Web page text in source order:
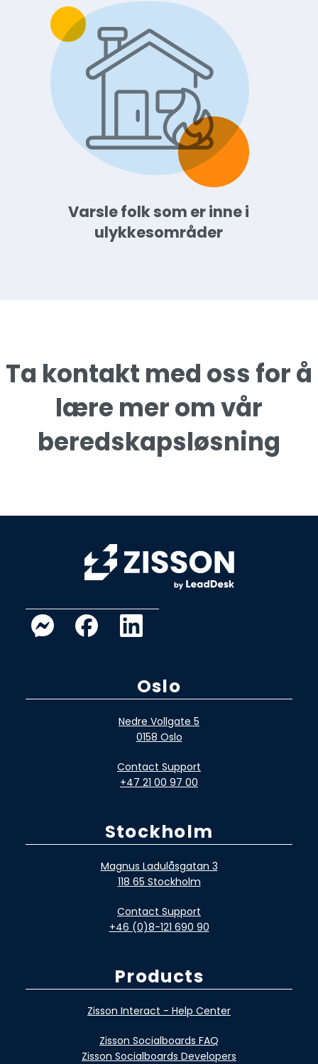
Varsle folk som er inne i
ulykkesområder
Ta kontakt med oss for å
lære mer om vår
beredskapsløsning
Oslo
Nedre Vollgate 5
0158 Oslo
Contact Support
+47 21 00 97 00
Stockholm
Magnus Ladulåsgatan 3
118 65 Stockholm
Contact Support
+46 (0)8-121 690 90
Products
Zisson Interact - Help Center
Zisson Socialboards FAQ
Zisson Socialboards Developers